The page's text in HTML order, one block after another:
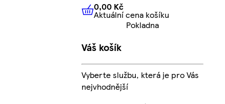
0,00 KčAktuální cena košíku
0,00 Kč
Aktuální cena košíku
Pokladna
Váš košík
Vyberte službu, která je pro Vás
nejvhodnější